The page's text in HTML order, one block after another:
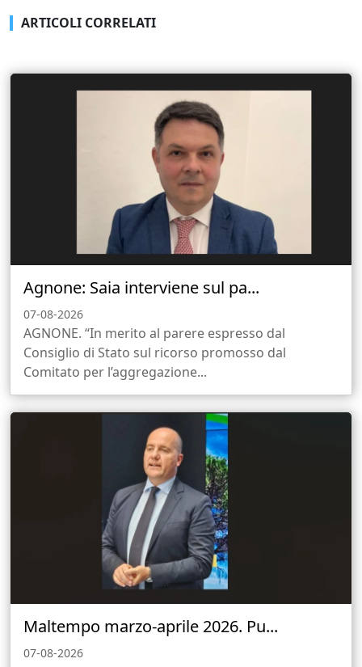
ARTICOLI CORRELATI
Agnone: Saia interviene sul pa...
07-08-2026
AGNONE. “In merito al parere espresso dal
Consiglio di Stato sul ricorso promosso dal
Comitato per l’aggregazione...
Maltempo marzo-aprile 2026. Pu...
07-08-2026